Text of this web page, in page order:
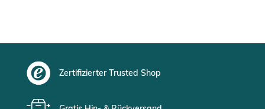
Zertifizierter Trusted Shop